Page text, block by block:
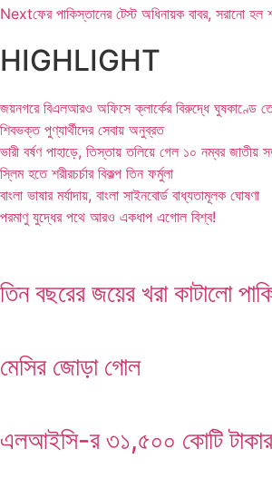
Nextফের পাকিস্তানের টেস্ট অধিনায়ক বাবর, সরানো হল
HIGHLIGHT
জয়নগরে বিএলআরও অফিসে ক্লার্কের বিরুদ্ধে ঘুষকাণ্ডে
শিবভক্ত পুণ্যার্থীদের সেবায় অনুব্রত
ভারী বর্ষণ পাহাড়ে, তিস্তায় তলিয়ে গেল ১০ নম্বর জাতীয়
স্লিম হতে শরীরচর্চার বিকল্প তিন ফর্মুলা
বাংলা ভাষার মর্যাদায়, বাংলা সাইনবোর্ড বাধ্যতামূলক ঘোষণা
পরমাণু যুদ্ধের পথে আরও একধাপ এগোল বিশ্ব!
তিন বছরের জয়ের খরা কাটালো
মেসির জোড়া গোল
এলআইসি-র ৩১,৫০০ কোটি টাকার